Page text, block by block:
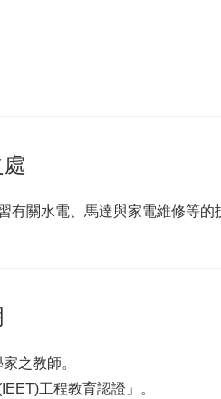
有關水電、馬達與家電維修等
之教師。
工程教育認證」。